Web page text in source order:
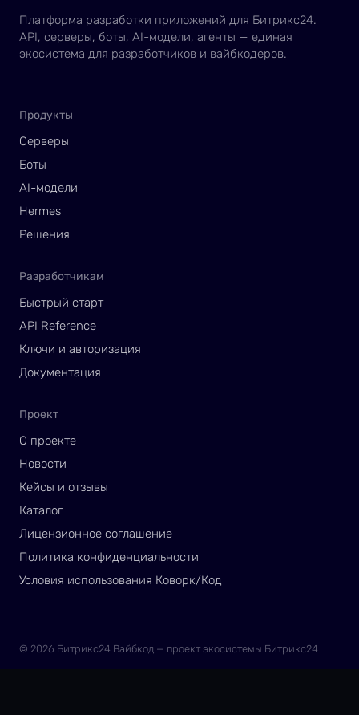
Платформа разработки приложений для Битрикс24.
API, серверы, боты, AI-модели, агенты — единая
экосистема для разработчиков и вайбкодеров.
Продукты
Серверы
Боты
AI-модели
Hermes
Решения
Разработчикам
Быстрый старт
API Reference
Ключи и авторизация
Документация
Проект
О проекте
Новости
Кейсы и отзывы
Каталог
Лицензионное соглашение
Политика конфиденциальности
Условия использования Коворк/Код
© 2026 Битрикс24 Вайбкод — проект экосистемы Битрикс24